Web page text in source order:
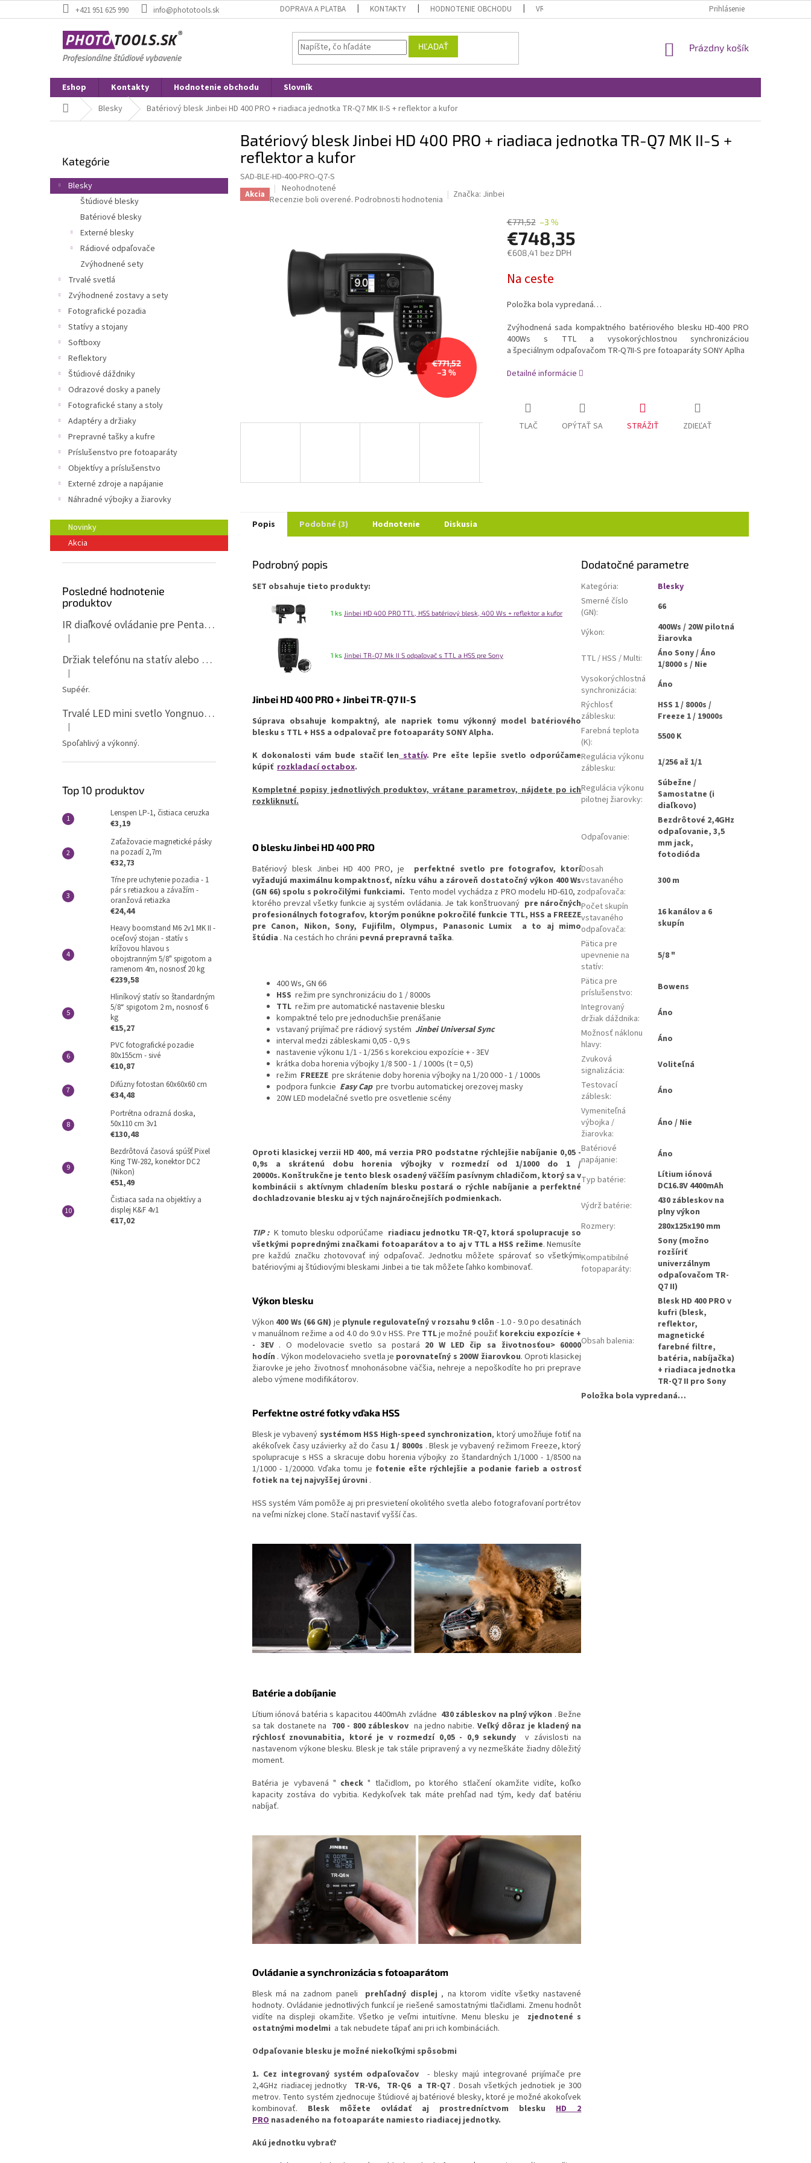
na
+421 951 625 990 info@phototools.sk DOPRAVA A PLATBA KONTAKTY HODNOTENIE OBCHODU VRÁTENIE A REKLAMÁCIA OBCHODNÉ PODMIENKYPrihlásenie
HĽADAŤ
NÁKUPNÝ
Prázdny košík
Eshop Kontakty Hodnotenie obchodu
Slovník
DomovBlesky Batériový blesk Jinbei HD 400 PRO + riadiaca jednotka TR-Q7 MK II-S + reflektor a kufor
ý
p
kategórie
Kategórie
Blesky
Štúdiové blesky
Batériové blesky
Externé blesky
Rádiové odpaľovače
Zvýhodnené sety
Trvalé svetlá
Zvýhodnené zostavy a sety
Fotografické pozadia
Statívy a stojany
Softboxy
Reflektory
Štúdiové dáždniky
Odrazové dosky a panely
Fotografické stany a stoly
Adaptéry a držiaky
Prepravné tašky a kufre
Príslušenstvo pre fotoaparáty
Objektívy a príslušenstvo
Externé zdroje a napájanie
Náhradné výbojky a žiarovky
Novinky
Akcia
Posledné hodnotenie
produktov
IR diaľkové ovládanie pre Pentax ML-P
Hodnotenie produktu je 5 z 5 hviezdičiek.
|
Držiak telefónu na statív alebo spigot s 1/4" závitom
Hodnotenie produktu je 5 z 5 hviezdičiek.
|
Supéér.
Trvalé LED mini svetlo Yongnuo YN135, 3200-5600K, RGB
Hodnotenie produktu je 5 z 5 hviezdičiek.
|
Spoľahlivý a výkonný.
Top 10 produktov
Lenspen LP-1, čistiaca ceruzka
€3,19
Zaťažovacie magnetické pásky
na pozadí 2,7m
€32,73
Tŕne pre uchytenie pozadia - 1
pár s retiazkou a závažím -
oranžová retiazka
€24,44
Heavy boomstand M6 2v1 MK II -
oceľový stojan - statív s
krížovou hlavou s
obojstranným 5/8" spigotom a
ramenom 4m, nosnosť 20 kg
€239,58
Hliníkový statív so štandardným
5/8“ spigotom 2 m, nosnosť 6
kg
€15,27
PVC fotografické pozadie
80x155cm - sivé
€10,87
Difúzny fotostan 60x60x60 cm
€34,48
Portrétna odrazná doska,
50x110 cm 3v1
€130,48
Bezdrôtová časová spúšť Pixel
King TW-282, konektor DC2
(Nikon)
€51,49
Čistiaca sada na objektívy a
displej K&F 4v1
€17,02
Batériový blesk Jinbei HD 400 PRO + riadiaca jednotka TR-Q7 MK II-S +
reflektor a kufor
SAD-BLE-HD-400-PRO-Q7-S
Akcia
Priemerné
hodnotenie
hviezdičiek.
Neohodnotené
Recenzie boli overené. Podrobnosti hodnotenia Značka: Jinbei
€771,52
–3 %
€771,52 –3 %
€748,35
€608,41 bez DPH
cena:
Na ceste
Položka bola vypredaná…
Zvýhodnená sada kompaktného batériového blesku HD-400 PRO
400Ws s TTL a vysokorýchlostnou synchronizáciou
a špeciálnym odpaľovačom TR-Q7II-S pre fotoaparáty SONY Aplha
Detailné informácie
TLAČ OPÝTAŤ SA STRÁŽIŤ ZDIEĽAŤ
Popis Podobné (3) Hodnotenie Diskusia
Podrobný popis
SET obsahuje tieto produkty:
1 ks Jinbei HD 400 PRO TTL, HSS batériový blesk, 400 Ws + reflektor a kufor
1 ks Jinbei TR-Q7 Mk II S odpaľovač s TTL a HSS pre Sony
Jinbei HD 400 PRO + Jinbei TR-Q7 II-S
Súprava obsahuje kompaktný, ale napriek tomu výkonný model batériového
blesku s TTL + HSS a odpalovač pre fotoaparáty SONY Alpha.
K dokonalosti vám bude stačiť len statív. Pre ešte lepšie svetlo odporúčame
kúpiť rozkladací octabox.
Kompletné popisy jednotlivých produktov, vrátane parametrov, nájdete po ich
rozkliknutí.
O blesku Jinbei HD 400 PRO
Batériový blesk Jinbei HD 400 PRO, je
perfektné svetlo pre fotografov, ktorí
vyžadujú maximálnu kompaktnosť, nízku váhu a zároveň dostatočný výkon 400 Ws
(GN 66) spolu s pokročilými funkciami. Tento model vychádza z PRO modelu HD-610, z
ktorého prevzal všetky funkcie aj systém ovládania. Je tak konštruovaný pre náročných
profesionálnych fotografov, ktorým ponúkne pokročilé funkcie TTL, HSS a FREEZE
pre Canon, Nikon, Sony, Fujifilm, Olympus, Panasonic Lumix a to aj mimo
štúdia . Na cestách ho chráni pevná prepravná taška.
400 Ws, GN 66
HSS režim pre synchronizáciu do 1 / 8000s
TTL režim pre automatické nastavenie blesku
kompaktné telo pre jednoduchšie prenášanie
vstavaný prijímač pre rádiový systém Jinbei Universal Sync
interval medzi zábleskami 0,05 - 0,9 s
nastavenie výkonu 1/1 - 1/256 s korekciou expozície + - 3EV
krátka doba horenia výbojky 1/8 500 - 1 / 1000s (t = 0,5)
režim FREEZE pre skrátenie doby horenia výbojky na 1/20 000 - 1 / 1000s
podpora funkcie Easy Cappre tvorbu automatickej orezovej masky
20W LED modelačné svetlo pre osvetlenie scény
Oproti klasickej verzii HD 400, má verzia PRO podstatne rýchlejšie nabíjanie 0,05 -
0,9s a skrátenú dobu horenia výbojky v rozmedzí od 1/1000 do 1 /
20000s. Konštrukčne je tento blesk osadený väčším pasívnym chladičom, ktorý sa v
kombinácii s aktívnym chladením blesku postará o rýchle nabíjanie a perfektné
dochladzovanie blesku aj v tých najnáročnejších podmienkach.
TIP: K tomuto blesku odporúčame riadiacu jednotku TR-Q7, ktorá spolupracuje so
všetkými poprednými značkami fotoaparátov a to aj v TTL a HSS režime. Nemusíte
pre každú značku zhotovovať iný odpaľovač. Jednotku môžete spárovať so všetkými
batériovými aj štúdiovými bleskami Jinbei a tie tak môžete ľahko kombinovať.
Výkon blesku
Výkon 400 Ws (66 GN) je plynule regulovateľný v rozsahu 9 clôn - 1.0 - 9.0 po desatinách
v manuálnom režime a od 4.0 do 9.0 v HSS. Pre TTLje možné použiť korekciu expozície +
- 3EV. O modelovacie svetlo sa postará 20 W LED čip sa životnosťou> 60000
hodín . Výkon modelovacieho svetla je porovnateľný s 200W žiarovkou. Oproti klasickej
žiarovke je jeho životnosť mnohonásobne väčšia, nehreje a nepoškodíte ho pri preprave
alebo výmene modifikátorov.
Perfektne ostré fotky vďaka HSS
Blesk je vybavený systémom HSS High-speed synchronization, ktorý umožňuje fotiť na
akékoľvek časy uzávierky až do času 1 / 8000s . Blesk je vybavený režimom Freeze, ktorý
spolupracuje s HSS a skracuje dobu horenia výbojky zo štandardných 1/1000 - 1/8500 na
1/1000 - 1/20000. Vďaka tomu je fotenie ešte rýchlejšie a podanie farieb a ostrosť
fotiek na tej najvyššej úrovni .
HSS systém Vám pomôže aj pri presvietení okolitého svetla alebo fotografovaní portrétov
na veľmi nízkej clone. Stačí nastaviť vyšší čas.
Batérie a dobíjanie
Lítium iónová batéria s kapacitou 4400mAh zvládne 430 zábleskov na plný výkon . Bežne
sa tak dostanete na 700 - 800 zábleskov na jedno nabitie. Veľký dôraz je kladený na
rýchlosť znovunabitia, ktoré je v rozmedzí 0,05 - 0,9 sekundy v závislosti na
nastavenom výkone blesku. Blesk je tak stále pripravený a vy nezmeškáte žiadny dôležitý
moment.
Batéria je vybavená " check " tlačidlom, po ktorého stlačení okamžite vidíte, koľko
kapacity zostáva do vybitia. Kedykoľvek tak máte prehľad nad tým, kedy dať batériu
nabíjať.
Ovládanie a synchronizácia s fotoaparátom
Blesk má na zadnom paneli prehľadný displej , na ktorom vidíte všetky nastavené
hodnoty. Ovládanie jednotlivých funkcií je riešené samostatnými tlačidlami. Zmenu hodnôt
vidíte na displeji okamžite. Všetko je veľmi intuitívne. Menu blesku je zjednotené s
ostatnými modelmi a tak nebudete tápať ani pri ich kombináciách.
Odpaľovanie blesku je možné niekoľkými spôsobmi
1. Cez integrovaný systém odpaľovačov - blesky majú integrované prijímače pre
2,4GHz riadiacej jednotky TR-V6, TR-Q6 a TR-Q7. Dosah všetkých jednotiek je 300
metrov. Tento systém zjednocuje štúdiové aj batériové blesky, ktoré je možné akokoľvek
kombinovať. Blesk môžete ovládať aj prostredníctvom bleskuHD 2
PRO nasadeného na fotoaparáte namiesto riadiacej jednotky.
Akú jednotku vybrať?
Dodatočné parametre
Kategória:
Blesky
Smerné číslo
(GN): 66
Výkon:
400Ws / 20W pilotná
žiarovka
TTL / HSS / Multi:
Áno Sony / Áno
1/8000 s / Nie
Vysokorýchlostná
synchronizácia:
Áno
Rýchlosť
záblesku:
HSS 1 / 8000s /
Freeze 1 / 19000s
Farebná teplota
(K):
5500 K
Regulácia výkonu
záblesku: 1/256 až 1/1
Regulácia výkonu
pilotnej žiarovky:
Súbežne /
Samostatne (i
diaľkovo)
Odpaľovanie:
Bezdrôtové 2,4GHz
odpaľovanie, 3,5
mm jack,
fotodióda
Dosah
vstavaného
odpaľovača:
300 m
Počet skupín
vstavaného
odpaľovača:
16 kanálov a 6
skupín
Pätica pre
upevnenie na
statív:
5/8 "
Pätica pre
príslušenstvo:
Bowens
Integrovaný
držiak dáždnika:
Áno
Možnosť náklonu
hlavy:
Áno
Zvuková
signalizácia:
Voliteľná
Testovací
záblesk:
Áno
Vymeniteľná
výbojka /
žiarovka:
Áno / Nie
Batériové
napájanie: Áno
Typ batérie:
Lítium iónová
DC16.8V 4400mAh
Výdrž batérie:
430 zábleskov na
plny výkon
Rozmery: 280x125x190 mm
Kompatibilné
fotopaparáty:
Sony (možno
rozšíriť
univerzálnym
odpaľovačom TR-
Q7 II)
Obsah balenia:
Blesk HD 400 PRO v
kufri (blesk,
reflektor,
magnetické
farebné filtre,
batéria, nabíjačka)
+ riadiaca jednotka
TR-Q7 II pro Sony
Položka bola vypredaná…